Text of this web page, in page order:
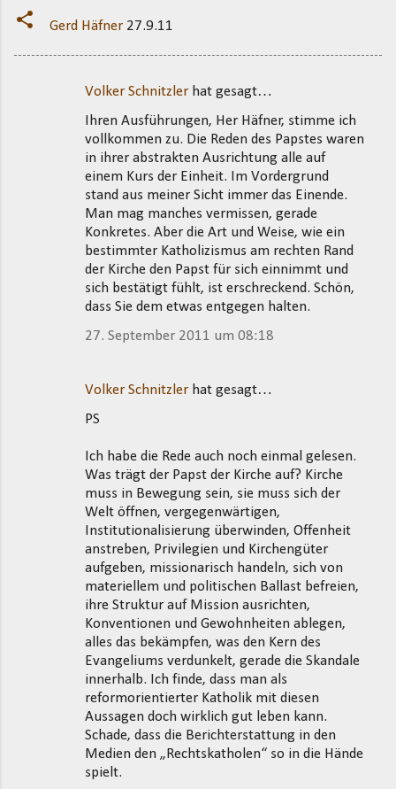
Gerd Häfner 27.9.11
Volker Schnitzler hat gesagt…
Ihren Ausführungen, Her Häfner, stimme ich
vollkommen zu. Die Reden des Papstes waren
in ihrer abstrakten Ausrichtung alle auf
einem Kurs der Einheit. Im Vordergrund
stand aus meiner Sicht immer das Einende.
Man mag manches vermissen, gerade
Konkretes. Aber die Art und Weise, wie ein
bestimmter Katholizismus am rechten Rand
der Kirche den Papst für sich einnimmt und
sich bestätigt fühlt, ist erschreckend. Schön,
dass Sie dem etwas entgegen halten.
27. September 2011 um 08:18
Volker Schnitzler hat gesagt…
PS
Ich habe die Rede auch noch einmal gelesen.
Was trägt der Papst der Kirche auf? Kirche
muss in Bewegung sein, sie muss sich der
Welt öffnen, vergegenwärtigen,
Institutionalisierung überwinden, Offenheit
anstreben, Privilegien und Kirchengüter
aufgeben, missionarisch handeln, sich von
materiellem und politischen Ballast befreien,
ihre Struktur auf Mission ausrichten,
Konventionen und Gewohnheiten ablegen,
alles das bekämpfen, was den Kern des
Evangeliums verdunkelt, gerade die Skandale
innerhalb. Ich finde, dass man als
reformorientierter Katholik mit diesen
Aussagen doch wirklich gut leben kann.
Schade, dass die Berichterstattung in den
Medien den „Rechtskatholen“ so in die Hände
spielt.